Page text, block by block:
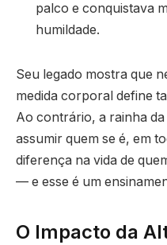
palco e conquistava
humildade.
Seu legado mostra que
medida corporal define
Ao contrário, a rainha
assumir quem se é, em
diferença na vida de
— e esse é um
O Impacto da